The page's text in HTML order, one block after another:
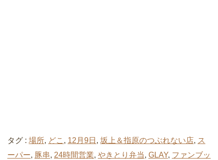
タグ : 場所, どこ , 12月9日 , 坂上＆指原のつぶれない店, ス
ーパー, 豚串, 24時間営業, やきとり弁当, GLAY, ファンブッ